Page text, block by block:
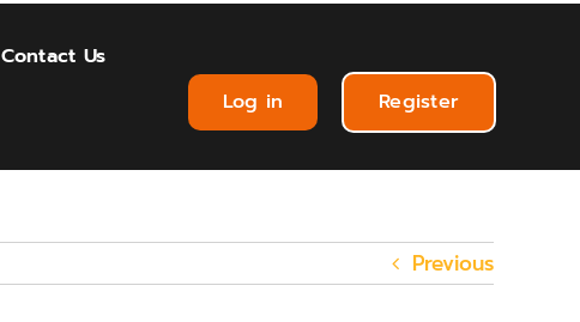
Contact Us
Log in Register
Previous